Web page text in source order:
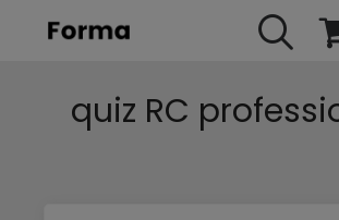
HOMEquiz RC